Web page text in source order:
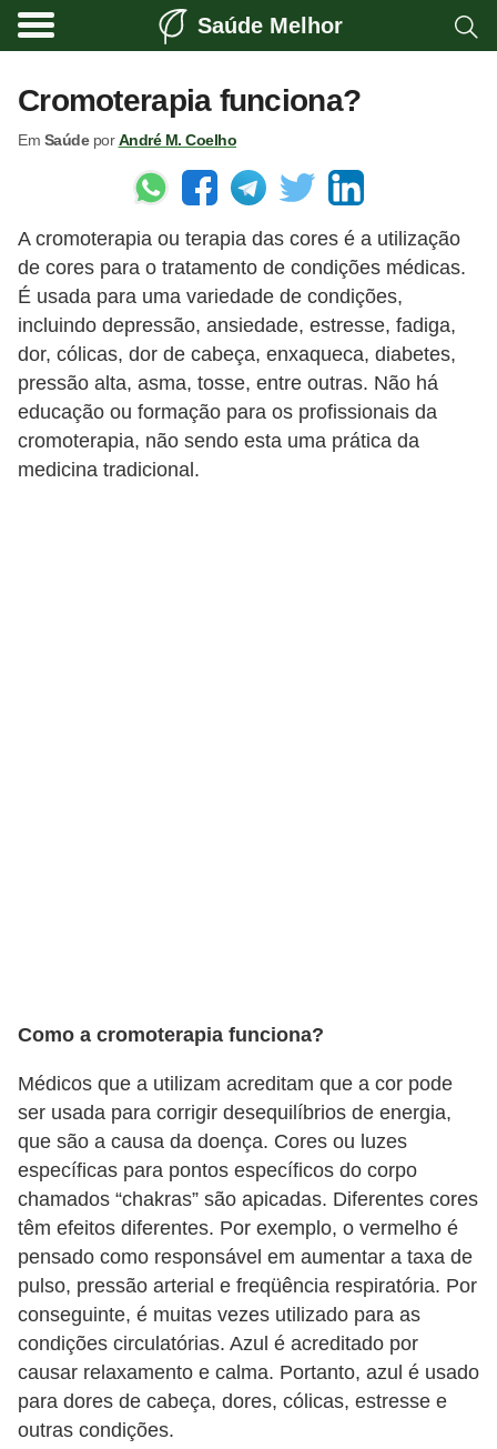
Saúde Melhor
Cromoterapia funciona?
Em SaúdeporAndré M. Coelho
A cromoterapia ou terapia das cores é a utilização
de cores para o tratamento de condições médicas.
É usada para uma variedade de condições,
incluindo depressão, ansiedade, estresse, fadiga,
dor, cólicas, dor de cabeça, enxaqueca, diabetes,
pressão alta, asma, tosse, entre outras. Não há
educação ou formação para os profissionais da
cromoterapia, não sendo esta uma prática da
medicina tradicional.
Como a cromoterapia funciona?
Médicos que a utilizam acreditam que a cor pode
ser usada para corrigir desequilíbrios de energia,
que são a causa da doença. Cores ou luzes
específicas para pontos específicos do corpo
chamados “chakras” são apicadas. Diferentes cores
têm efeitos diferentes. Por exemplo, o vermelho é
pensado como responsável em aumentar a taxa de
pulso, pressão arterial e freqüência respiratória. Por
conseguinte, é muitas vezes utilizado para as
condições circulatórias. Azul é acreditado por
causar relaxamento e calma. Portanto, azul é usado
para dores de cabeça, dores, cólicas, estresse e
outras condições.
A
i
v
a
d
e
f
í
s
i
c
i
e
n
t
a
ç
ã
S
a
u
d